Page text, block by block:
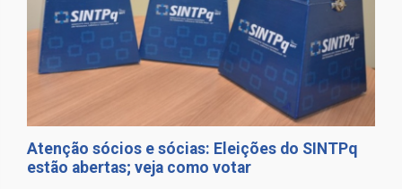
Atenção sócios e sócias: Eleições do SINTPq
estão abertas; veja como votar